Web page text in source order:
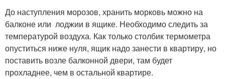
До наступления морозов, хранить морковь можно на
балконе или лоджии в ящике. Необходимо следить за
температурой воздуха. Как только столбик термометра
опуститься ниже нуля, ящик надо занести в квартиру, но
поставить возле балконной двери, там будет
прохладнее, чем в остальной квартире.